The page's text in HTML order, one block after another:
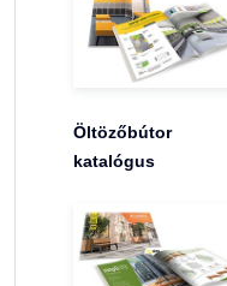
Öltözőbútor
katalógus